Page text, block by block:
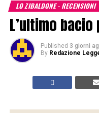
LO ZIBALDONE - RECENSIONI
L’ultimo
Published 3 giorni
By Redazione